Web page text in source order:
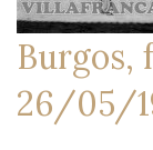
Burgos,
26/05/